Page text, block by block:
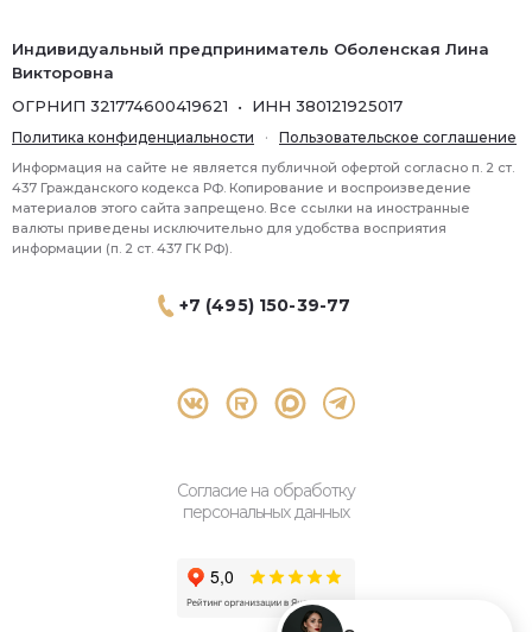
+7 (495) 150-39-77
Согласие на обработку
персональных данных
Индивидуальный предприниматель Оболенская Лина
Викторовна
ОГРНИП 321774600419621 • ИНН 380121925017
Политика конфиденциальности · Пользовательское соглашение
Информация на сайте не является публичной офертой согласно п. 2 ст.
437 Гражданского кодекса РФ. Копирование и воспроизведение
материалов этого сайта запрещено. Все ссылки на иностранные
валюты приведены исключительно для удобства восприятия
информации (п. 2 ст. 437 ГК РФ).